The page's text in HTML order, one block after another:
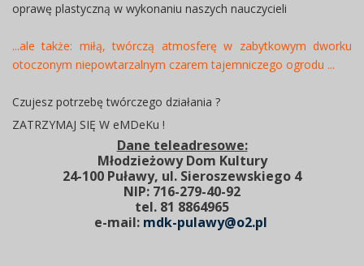
oprawę plastyczną w wykonaniu naszych nauczycieli
...ale także: miłą, twórczą atmosferę w zabytkowym dworku
otoczonym niepowtarzalnym czarem tajemniczego ogrodu ...
Czujesz potrzebę twórczego działania ?
ZATRZYMAJ SIĘ W eMDeKu !
Dane teleadresowe:
Młodzieżowy Dom Kultury
24-100 Puławy, ul. Sieroszewskiego 4
NIP: 716-279-40-92
tel. 81 8864965
e-mail: mdk-pulawy@o2.pl